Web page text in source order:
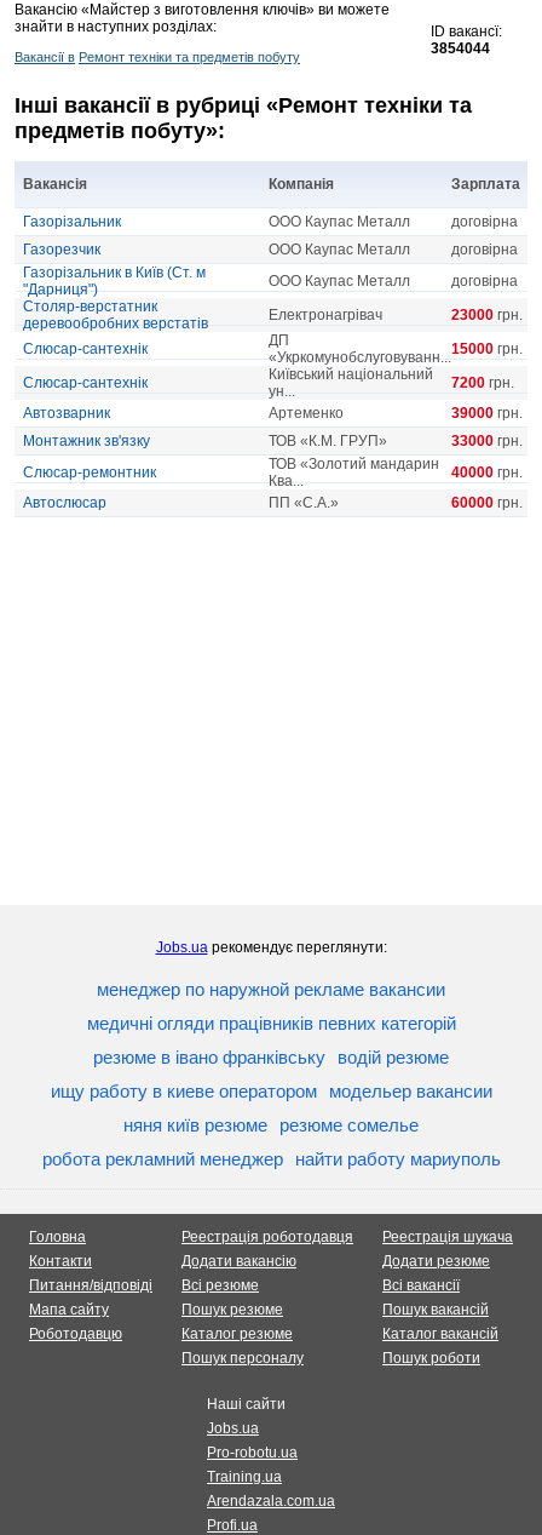
Вакансію «Майстер з виготовлення ключів» ви можете
знайти в наступних розділах:
Вакансії в Ремонт техніки та предметів побуту
ID вакансї:
3854044
Інші вакансії в рубриці «Ремонт техніки та
предметів побуту»:
Вакансія Компанія Зарплата
Газорізальник ООО Каупас Металл
договірна
Газорезчик
ООО Каупас Металл
договірна
Газорізальник в Київ (Ст. м
"Дарниця")
ООО Каупас Металл
договірна
Столяр-верстатник
деревообробних верстатів
Електронагрівач 23000 грн.
Слюсар-сантехнік
ДП
«Укркомунобслуговуванн...15000 грн.
Слюсар-сантехнік
Київський національний
ун...
7200 грн.
Автозварник
Артеменко 39000 грн.
Монтажник зв'язку
ТОВ «К.М. ГРУП» 33000 грн.
Слюсар-ремонтник
ТОВ «Золотий мандарин
Ква...
40000 грн.
Автослюсар
ПП «С.А.» 60000 грн.
Jobs.uaрекомендує переглянути:
менеджер по наружной рекламе вакансии
медичні огляди працівників певних категорій
резюме в івано франківську
водій резюме
ищу работу в киеве оператором
модельер вакансии
няня київ резюме
резюме сомелье
робота рекламний менеджер
найти работу мариуполь
Головна
Контакти
Питання/відповіді
Мапа сайту
Роботодавцю
Реестрація роботодавця
Додати вакансію
Всі резюме
Пошук резюме
Каталог резюме
Пошук персоналу
Реестрація шукача
Додати резюме
Всі вакансії
Пошук вакансій
Каталог вакансій
Пошук роботи
Наші сайти
Jobs.ua
Pro-robotu.ua
Training.ua
Arendazala.com.ua
Profi.ua